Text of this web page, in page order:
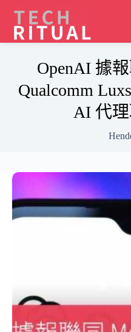
content
OpenAI 據
Qualcomm
AI 代理